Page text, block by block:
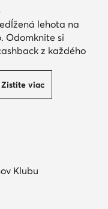
lehota na
Odomknite si
z každého
Zistite viac
Klubu